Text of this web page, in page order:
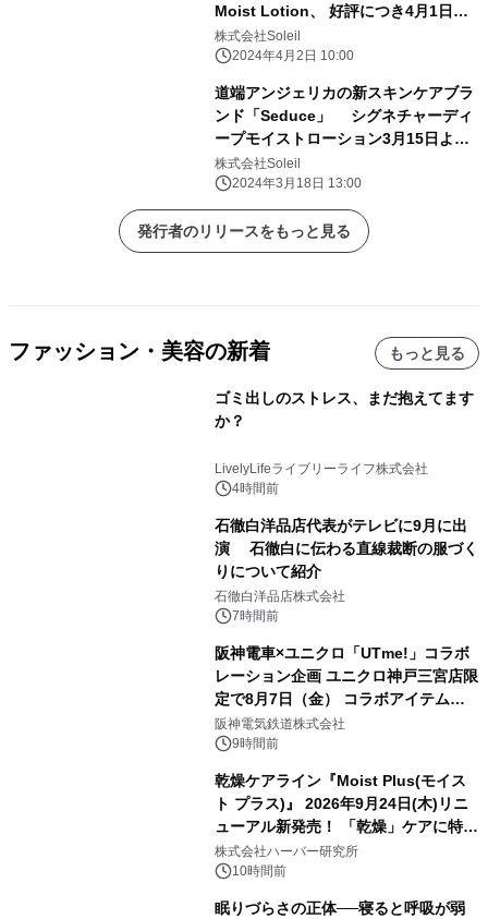
Moist Lotion、 好評につき4月1日よ
り定期販売開始！
株式会社Soleil
2024年4月2日 10:00
道端アンジェリカの新スキンケアブラ
ンド「Seduce」 シグネチャーディ
ープモイストローション3月15日より
販売
株式会社Soleil
2024年3月18日 13:00
発行者のリリースをもっと見る
ファッション・美容の新着 もっと見る
ゴミ出しのストレス、まだ抱えてます
か？
LivelyLifeライブリーライフ株式会社
4時間前
石徹白洋品店代表がテレビに9月に出
演 石徹白に伝わる直線裁断の服づく
りについて紹介
石徹白洋品店株式会社
7時間前
阪神電車×ユニクロ「UTme!」コラボ
レーション企画 ユニクロ神戸三宮店限
定で8月7日（金） コラボアイテムが
発売決定！
阪神電気鉄道株式会社
9時間前
乾燥ケアライン『Moist Plus(モイス
ト プラス)』 2026年9月24日(木)リニ
ューアル新発売！ 「乾燥」ケアに特化
し、ライン使いで潤いに満ちた肌へ
株式会社ハーバー研究所
10時間前
眠りづらさの正体──寝ると呼吸が弱